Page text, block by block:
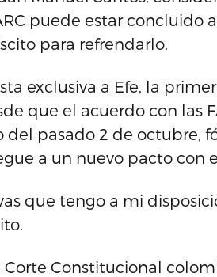
puede estar concluido
para refrendarlo.
exclusiva a Efe, la
que el acuerdo con las
pasado 2 de octubre,
a un nuevo pacto con
que tengo a mi
Constitucional